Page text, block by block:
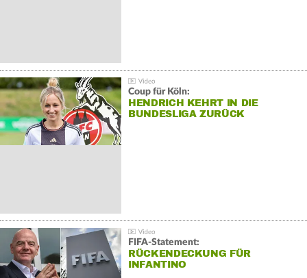
Coup für Köln:
HENDRICH KEHRT IN DIE
BUNDESLIGA ZURÜCK
FIFA-Statement:
RÜCKENDECKUNG FÜR
INFANTINO